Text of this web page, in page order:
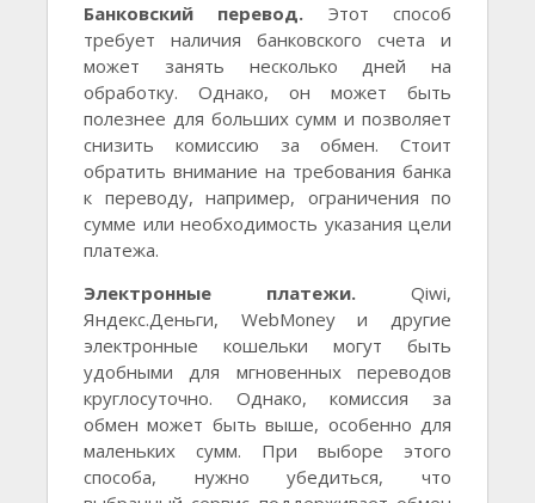
Банковский перевод. Этот способ
требует наличия банковского счета и
может занять несколько дней на
обработку. Однако, он может быть
полезнее для больших сумм и позволяет
снизить комиссию за обмен. Стоит
обратить внимание на требования банка
к переводу, например, ограничения по
сумме или необходимость указания цели
платежа.
Электронные платежи. Qiwi,
Яндекс.Деньги, WebMoney и другие
электронные кошельки могут быть
удобными для мгновенных переводов
круглосуточно. Однако, комиссия за
обмен может быть выше, особенно для
маленьких сумм. При выборе этого
способа, нужно убедиться, что